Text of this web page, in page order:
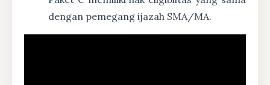
dengan pemegang ijazah SMA/MA.